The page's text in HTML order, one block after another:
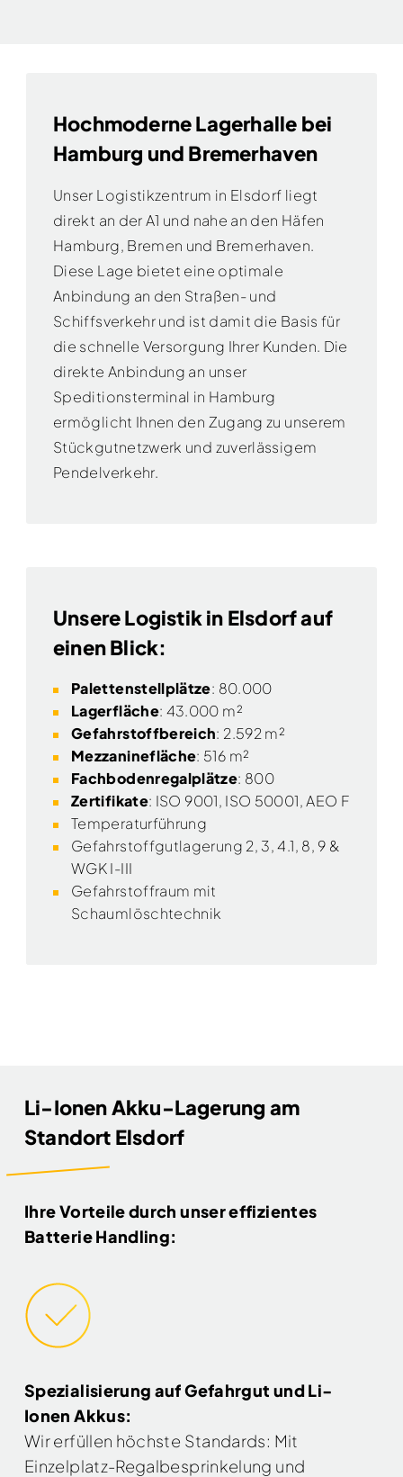
Hochmoderne Lagerhalle bei
Hamburg und Bremerhaven
Unser Logistikzentrum in Elsdorf liegt
direkt an der A1 und nahe an den Häfen
Hamburg, Bremen und Bremerhaven.
Diese Lage bietet eine optimale
Anbindung an den Straßen- und
Schiffsverkehr und ist damit die Basis für
die schnelle Versorgung Ihrer Kunden. Die
direkte Anbindung an unser
Speditionsterminal in Hamburg
ermöglicht Ihnen den Zugang zu unserem
Stückgutnetzwerk und zuverlässigem
Pendelverkehr.
Unsere Logistik in Elsdorf auf
einen Blick:
Palettenstellplätze: 80.000
Lagerfläche: 43.000 m²
Gefahrstoffbereich: 2.592 m²
Mezzaninefläche: 516 m²
Fachbodenregalplätze: 800
Zertifikate: ISO 9001, ISO 50001, AEO F
Temperaturführung
Gefahrstoffgutlagerung 2, 3, 4.1, 8, 9 &
WGK I-III
Gefahrstoffraum mit
Schaumlöschtechnik
Li-Ionen Akku-Lagerung am
Standort Elsdorf
Ihre Vorteile durch unser effizientes
Batterie Handling:
Spezialisierung auf Gefahrgut und Li-
Ionen Akkus:
Wir erfüllen höchste Standards: Mit
Einzelplatz-Regalbesprinkelung und